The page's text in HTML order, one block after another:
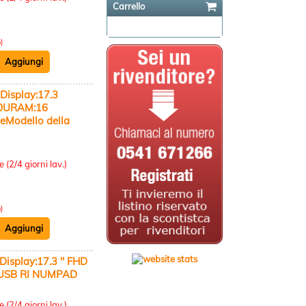
della
(2/4 giorni lav.)
'' FHD
RI NUMPAD
Carrello